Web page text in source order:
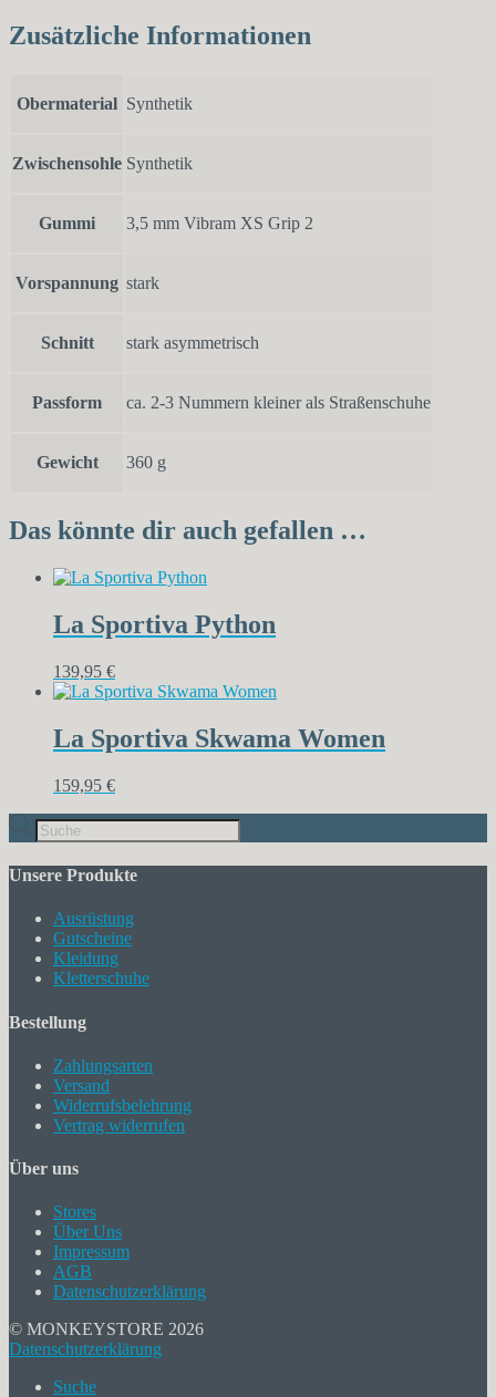
Zusätzliche Informationen
Obermaterial Synthetik
Zwischensohle Synthetik
Gummi 3,5 mm Vibram XS Grip 2
Vorspannung stark
Schnitt stark asymmetrisch
Passform ca. 2-3 Nummern kleiner als Straßenschuhe
Gewicht 360 g
Das könnte dir auch gefallen …
La Sportiva Python
139,95 €
La Sportiva Skwama Women
159,95 €
Products
search
Unsere Produkte
Ausrüstung
Gutscheine
Kleidung
Kletterschuhe
Bestellung
Zahlungsarten
Versand
Widerrufsbelehrung
Vertrag widerrufen
Über uns
Stores
Über Uns
Impressum
AGB
Datenschutzerklärung
© MONKEYSTORE 2026
Datenschutzerklärung
Suche